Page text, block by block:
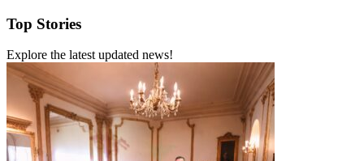
Top Stories
Explore the latest updated news!